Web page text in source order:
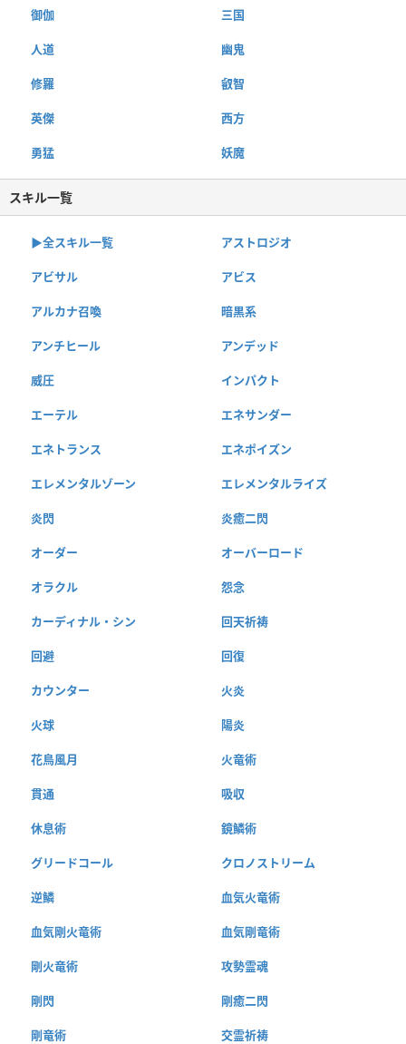
御伽 三国
人道 幽鬼
修羅 叡智
英傑 西方
勇猛 妖魔
スキル一覧
▶︎全スキル一覧 アストロジオ
アビサル アビス
アルカナ召喚 暗黒系
アンチヒール アンデッド
威圧 インパクト
エーテル エネサンダー
エネトランス エネポイズン
エレメンタルゾーン エレメンタルライズ
炎閃 炎癒二閃
オーダー オーバーロード
オラクル 怨念
カーディナル・シン 回天祈祷
回避 回復
カウンター 火炎
火球 陽炎
花鳥風月 火竜術
貫通 吸収
休息術 鏡鱗術
グリードコール クロノストリーム
逆鱗 血気火竜術
血気剛火竜術 血気剛竜術
剛火竜術 攻勢霊魂
剛閃 剛癒二閃
剛竜術 交霊祈祷